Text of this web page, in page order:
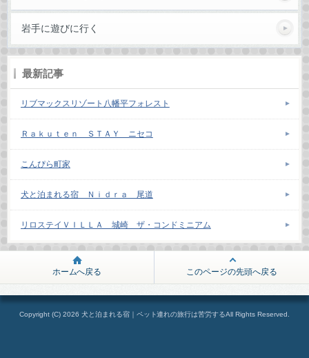
岩手に遊びに行く
最新記事
リブマックスリゾート八幡平フォレスト
Ｒａｋｕｔｅｎ ＳＴＡＹ ニセコ
こんぴら町家
犬と泊まれる宿 Ｎｉｄｒａ 尾道
リロステイＶＩＬＬＡ 城崎 ザ・コンドミニアム
ホームへ戻る このページの先頭へ戻る
Copyright (C) 2026 犬と泊まれる宿｜ペット連れの旅行は苦労するAll Rights Reserved.